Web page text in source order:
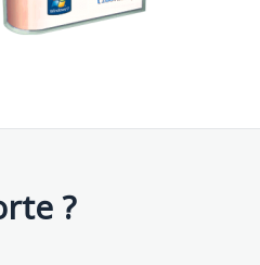
?